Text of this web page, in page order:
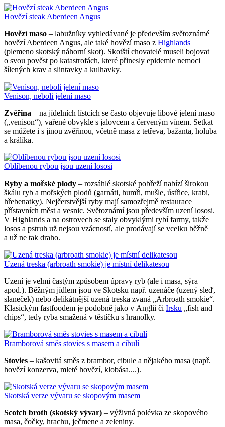
Hovězí steak Aberdeen Angus
Hovězí maso – labužníky vyhledávané je především světoznámé
hovězí Aberdeen Angus, ale také hovězí maso z Highlands
(plemeno skotský náhorní skot). Skotští chovatelé museli bojovat
o svou pověst po katastrofách, které přinesly epidemie nemoci
šílených krav a slintavky a kulhavky.
Venison, neboli jelení maso
Zvěřina – na jídelních lístcích se často objevuje libové jelení maso
(„venison“), vařené obvykle s jalovcem a červeným vínem. Setkat
se můžete i s jinou zvěřinou, včetně masa z tetřeva, bažanta, holuba
a králíka.
Oblíbenou rybou jsou uzení lososi
Ryby a mořské plody – rozsáhlé skotské pobřeží nabízí širokou
škálu ryb a mořských plodů (garnáti, humři, mušle, ústřice, krabi,
hřebenatky). Nejčerstvější ryby mají samozřejmě restaurace
přístavních měst a vesnic. Světoznámí jsou především uzení lososi.
V Highlands a na ostrovech se staly obvyklými rybí farmy, takže
losos a pstruh už nejsou vzácností, ale prodávají se vcelku běžně
a už ne tak draho.
Uzená treska (arbroath smokie) je místní delikatesou
Uzení je velmi častým způsobem úpravy ryb (ale i masa, sýra
apod.). Běžným jídlem jsou ve Skotsku např. uzenáče (uzený sleď,
slaneček) nebo delikátnější uzená treska zvaná „Arbroath smokie“.
Klasickým fastfoodem je podobně jako v Anglii či Irsku „fish and
chips“, tedy ryba smažená v těstíčku s hranolky.
Bramborová směs stovies s masem a cibulí
Stovies – kašovitá směs z brambor, cibule a nějakého masa (např.
hovězí konzerva, mleté hovězí, klobása....).
Skotská verze vývaru se skopovým masem
Scotch broth (skotský vývar) – výživná polévka ze skopového
masa, čočky, hrachu, ječmene a zeleniny.